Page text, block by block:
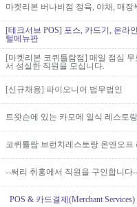
마켓리본 버나비점 정육, 야채, 매
[테크서브 POS] 포스, 카드기, 온라
털메뉴판
[마켓리본 코퀴틀람점] 매일 점심
서 성실한 직원을 모십니다.
[신규채용] 파이오니어 법무법인
트왓슨에 있는 카모메 일식 레스토
코퀴틀람 브런치레스토랑 온앤오프
--써리 취홍에서 직원을 구인합니다
POS & 카드결제(Merchant